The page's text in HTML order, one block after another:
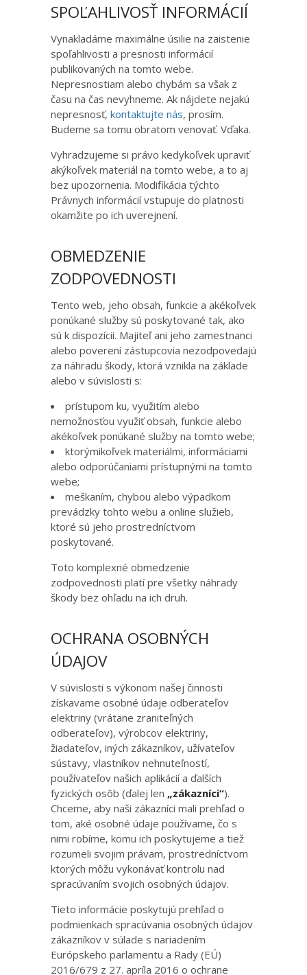
SPOĽAHLIVOSŤ INFORMÁCIÍ
Vynakladáme maximálne úsilie na zaistenie
spoľahlivosti a presnosti informácií
publikovaných na tomto webe.
Nepresnostiam alebo chybám sa však z
času na čas nevyhneme. Ak nájdete nejakú
nepresnosť, kontaktujte nás, prosím.
Budeme sa tomu obratom venovať. Vďaka.
Vyhradzujeme si právo kedykoľvek upraviť
akýkoľvek materiál na tomto webe, a to aj
bez upozornenia. Modifikácia týchto
Právnych informácií vstupuje do platnosti
okamžite po ich uverejnení.
OBMEDZENIE
ZODPOVEDNOSTI
Tento web, jeho obsah, funkcie a akékoľvek
ponúkané služby sú poskytované tak, ako
sú k dispozícii. Majiteľ ani jeho zamestnanci
alebo poverení zástupcovia nezodpovedajú
za náhradu škody, ktorá vznikla na základe
alebo v súvislosti s:
prístupom ku, využitím alebo
nemožnosťou využiť obsah, funkcie alebo
akékoľvek ponúkané služby na tomto webe;
ktorýmikoľvek materiálmi, informáciami
alebo odporúčaniami prístupnými na tomto
webe;
meškaním, chybou alebo výpadkom
prevádzky tohto webu a online služieb,
ktoré sú jeho prostredníctvom
poskytované.
Toto komplexné obmedzenie
zodpovednosti platí pre všetky náhrady
škody bez ohľadu na ich druh.
OCHRANA OSOBNÝCH
ÚDAJOV
V súvislosti s výkonom našej činnosti
získavame osobné údaje odberateľov
elektriny (vrátane zraniteľných
odberateľov), výrobcov elektriny,
žiadateľov, iných zákazníkov, užívateľov
sústavy, vlastníkov nehnuteľností,
používateľov našich aplikácií a ďalších
fyzických osôb (ďalej len „zákazníci“).
Chceme, aby naši zákazníci mali prehľad o
tom, aké osobné údaje používame, čo s
nimi robíme, komu ich poskytujeme a tiež
rozumeli svojim právam, prostredníctvom
ktorých môžu vykonávať kontrolu nad
spracúvaním svojich osobných údajov.
Tieto informácie poskytujú prehľad o
podmienkach spracúvania osobných údajov
zákazníkov v súlade s nariadením
Európskeho parlamentu a Rady (EÚ)
2016/679 z 27. apríla 2016 o ochrane